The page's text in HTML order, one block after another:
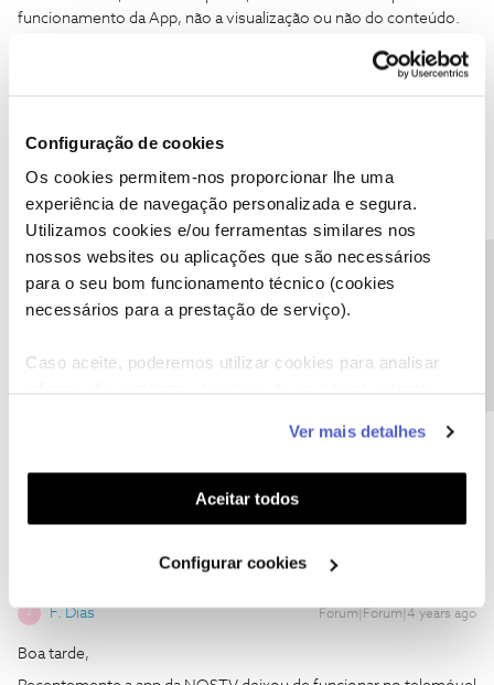
Configuração de cookies
Os cookies permitem-nos proporcionar lhe uma
experiência de navegação personalizada e segura.
Utilizamos cookies e/ou ferramentas similares nos
nossos websites ou aplicações que são necessários
para o seu bom funcionamento técnico (cookies
necessários para a prestação de serviço).
Caso aceite, poderemos utilizar cookies para analisar
funcionalidades (cookies de personalização e
funcionalidade) e adaptar anúncios aos seus interesses
(cookies de publicidade personalizada). Pode gerir a
utilização dos cookies clicando em "Configurar
Ver mais detalhes
Aceitar todos
Configurar cookies
funcionamento da App, não a visualização ou não do conteúdo.
Mário P. Forum|Forum|4 years ago
Sim. A limitação deve-se às alterações, feitas pelos fornecedores,
das politicas de direitos digitais, pelo que a NOS deve seguir as
directrizes impostas pelos fornecedores.
Se tiver alguma questão adicional, por favor, partilhe connosco!
como "Melhor Resposta" e faça "Like" nos melhores comentários.
F. Dias Forum|Forum|4 years ago
Boa tarde,